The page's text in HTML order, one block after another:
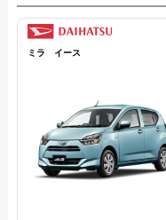
ミラ イース